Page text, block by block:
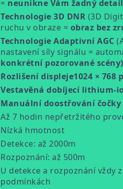
= neunikne Vám žadný detail
Technologie 3D DNR (3D
ruchu v obraze = obraz bez
Technologie Adaptivní AGC
nastavení síly signálu =
konkrétní pozorované scény)
Rozlišení displeje1024 × 768
Vestavěná dobíjecí lithium-
Manuální doostřování čočky
Až 7 hodin nepřetržitého
Nízká hmotnost
Detekce: až 2000m
Rozpoznání: až 500m
U detekce a rozpoznání vždy
podmínkách